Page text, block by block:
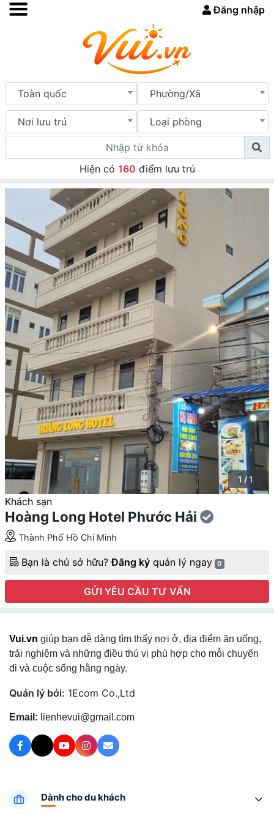
Đăng nhập
Toàn quốc Phường/Xã
Nơi lưu trú Loại phòng
Hiện có 160 điểm lưu trú
1 / 1
Khách sạn
Hoàng Long Hotel Phước Hải
Thành Phố Hồ Chí Minh
Bạn là chủ sở hữu?Đăng ký quản lý ngay 0
GỬI YÊU CẦU TƯ VẤN
Vui.vn giúp bạn dễ dàng tìm thấy nơi ở, địa điểm ăn uống,
trải nghiệm và những điều thú vị phù hợp cho mỗi chuyến
đi và cuộc sống hằng ngày.
Quản lý bởi: 1Ecom Co.,Ltd
Email: lienhevui@gmail.com
Dành cho du khách